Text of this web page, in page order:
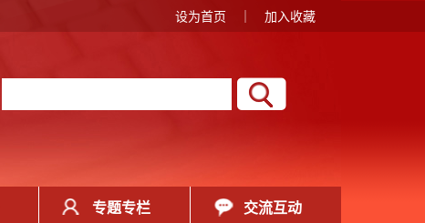
设为首页 加入收藏
专题专栏 交流互动